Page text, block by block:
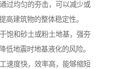
过均匀的夯击，可以减少或
高建筑物的整体稳定性。
饱和砂土或粉土地基，强夯
低地震时地基液化的风险。
速度快，效率高，能够缩短